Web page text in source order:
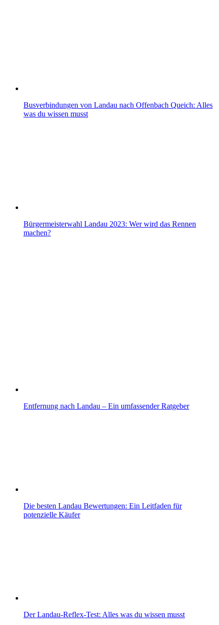
Busverbindungen von Landau nach Offenbach Queich: Alles
was du wissen musst
Bürgermeisterwahl Landau 2023: Wer wird das Rennen
machen?
Entfernung nach Landau – Ein umfassender Ratgeber
Die besten Landau Bewertungen: Ein Leitfaden für
potenzielle Käufer
Der Landau-Reflex-Test: Alles was du wissen musst